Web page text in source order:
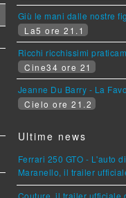
Giù le mani dalle nostre
La5 ore 21.1
Ricchi ricchissimi
Cine34 ore 21
Jeanne Du Barry - La
Cielo ore 21.2
Ultime news
Ferrari 250 GTO - L'auto
Maranello, il trailer
Couture, il trailer ufficiale